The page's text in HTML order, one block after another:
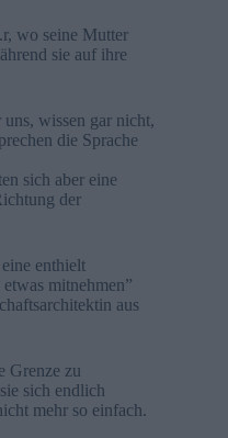
wo seine Mutter
sie auf ihre
uns, wissen gar nicht,
die Sprache
sich aber eine
der
enthielt
mitnehmen”
aus
Grenze zu
sich endlich
mehr so einfach.